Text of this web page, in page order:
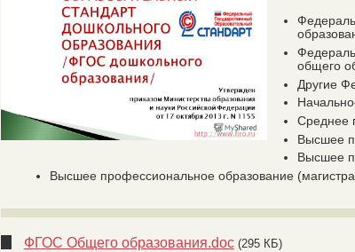
общего
Другие
Среднее
Высшее
Высшее
Высшее профессиональное образование
ФГОС Общего образования.doc (295 КБ)